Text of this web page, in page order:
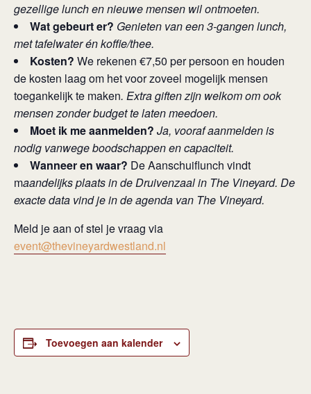
gezellige lunch en nieuwe mensen wil ontmoeten.
Wat gebeurt er? Genieten van een 3-gangen lunch,
met tafelwater én koffie/thee.
Kosten? We rekenen €7,50 per persoon en houden
de kosten laag om het voor zoveel mogelijk mensen
toegankelijk te maken. Extra giften zijn welkom om ook
mensen zonder budget te laten meedoen.
Moet ik me aanmelden? Ja, vooraf aanmelden is
nodig vanwege boodschappen en capaciteit.
Wanneer en waar? De Aanschuiflunch vindt
maandelijks plaats in de Druivenzaal in The Vineyard. De
exacte data vind je in de agenda van The Vineyard.
Meld je aan of stel je vraag via
event@thevineyardwestland.nl
Toevoegen aan kalender